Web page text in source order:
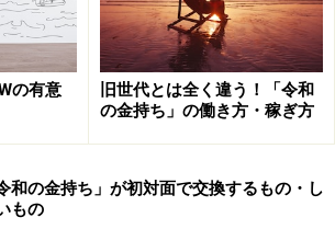
の有意
旧世代とは全く違う！「令和
の金持ち」の働き方・稼ぎ方
令和の金持ち」が初対面で交換するもの・し
もの